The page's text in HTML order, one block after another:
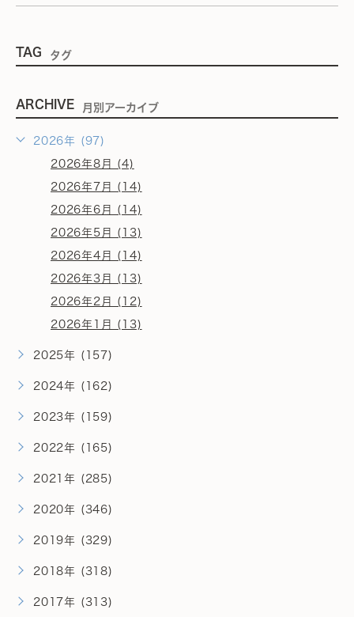
TAG タグ
ARCHIVE 月別アーカイブ
2026年 (97)
2026年8月 (4)
2026年7月 (14)
2026年6月 (14)
2026年5月 (13)
2026年4月 (14)
2026年3月 (13)
2026年2月 (12)
2026年1月 (13)
2025年 (157)
2024年 (162)
2023年 (159)
2022年 (165)
2021年 (285)
2020年 (346)
2019年 (329)
2018年 (318)
2017年 (313)